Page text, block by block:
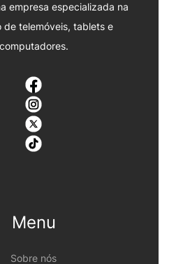
empresa especializada na
de telemóveis, tablets e
computadores.
Menu
Sobre nós